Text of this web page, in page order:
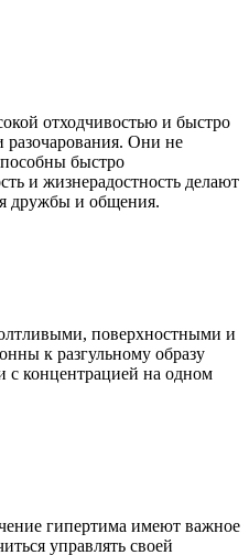
отходчивостью и быстро
Они не
быстро
и жизнерадостность делают
дружбы и общения.
поверхностными и
к разгульному образу
с концентрацией на одном
гипертима имеют важное
управлять своей